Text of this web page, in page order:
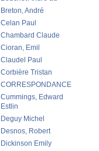
Breton, André
Celan Paul
Chambard Claude
Cioran, Emil
Claudel Paul
Corbière Tristan
CORRESPONDANCE
Cummings, Edward
Estlin
Deguy Michel
Desnos, Robert
Dickinson Emily